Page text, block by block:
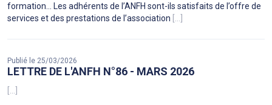
formation… Les adhérents de l’ANFH sont-ils satisfaits de l’offre de
services et des prestations de l’association [...]
Publié le 25/03/2026
LETTRE DE L'ANFH N°86 - MARS 2026
[...]